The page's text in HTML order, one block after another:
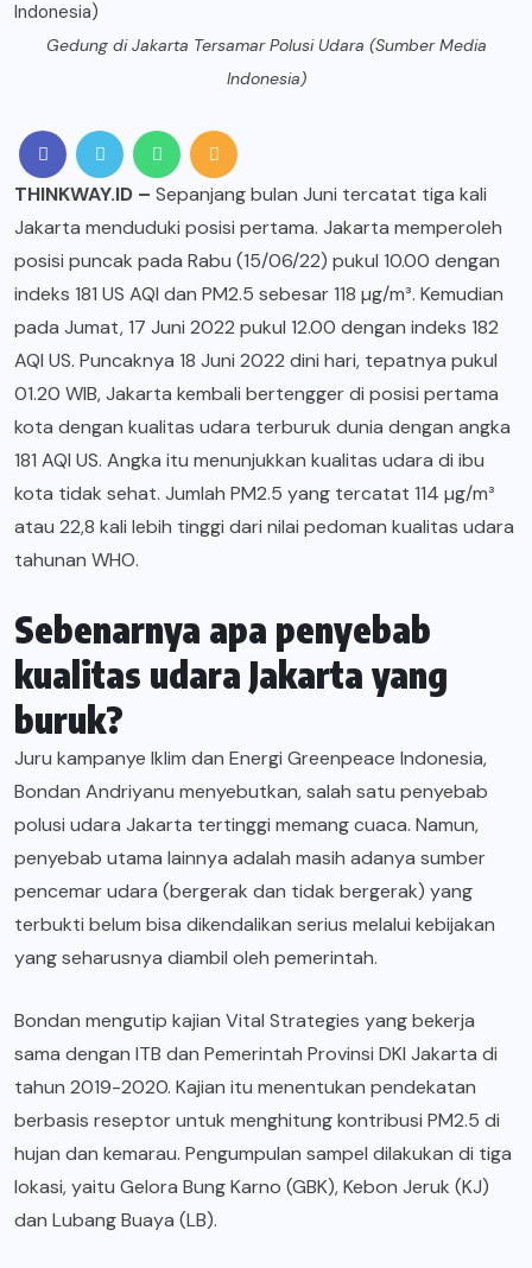
Gedung di Jakarta Tersamar Polusi Udara (Sumber Media
Indonesia)
THINKWAY.ID – Sepanjang bulan Juni tercatat tiga kali
Jakarta menduduki posisi pertama. Jakarta memperoleh
posisi puncak pada Rabu (15/06/22) pukul 10.00 dengan
indeks 181 US AQI dan PM2.5 sebesar 118 µg/m³. Kemudian
pada Jumat, 17 Juni 2022 pukul 12.00 dengan indeks 182
AQI US. Puncaknya 18 Juni 2022 dini hari, tepatnya pukul
01.20 WIB, Jakarta kembali bertengger di posisi pertama
kota dengan kualitas udara terburuk dunia dengan angka
181 AQI US. Angka itu menunjukkan kualitas udara di ibu
kota tidak sehat. Jumlah PM2.5 yang tercatat 114 µg/m³
atau 22,8 kali lebih tinggi dari nilai pedoman kualitas udara
tahunan WHO.
Sebenarnya apa penyebab
kualitas udara Jakarta yang
buruk?
Juru kampanye Iklim dan Energi Greenpeace Indonesia,
Bondan Andriyanu menyebutkan, salah satu penyebab
polusi udara Jakarta tertinggi memang cuaca. Namun,
penyebab utama lainnya adalah masih adanya sumber
pencemar udara (bergerak dan tidak bergerak) yang
terbukti belum bisa dikendalikan serius melalui kebijakan
yang seharusnya diambil oleh pemerintah.
Bondan mengutip kajian Vital Strategies yang bekerja
sama dengan ITB dan Pemerintah Provinsi DKI Jakarta di
tahun 2019-2020. Kajian itu menentukan pendekatan
berbasis reseptor untuk menghitung kontribusi PM2.5 di
hujan dan kemarau. Pengumpulan sampel dilakukan di tiga
lokasi, yaitu Gelora Bung Karno (GBK), Kebon Jeruk (KJ)
dan Lubang Buaya (LB).